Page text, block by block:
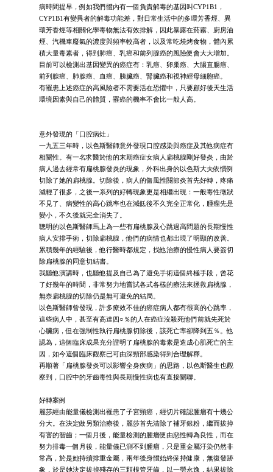
病時間提早，例如我們體內有一個負責解毒的基因叫CYP1B1，
CYP1B1有變異者的解毒功能差，對日常生活中的多環芳香烴、異
環芳香烴等相關化學毒物無法有效排解，因此暴露在菸霧、廚房油
煙、汽機車廢氣的濃度與頻率較高者，以及常吃燒烤食物，體內累
積大量毒素者，得到肺癌、乳癌和前列腺癌的風險便會大大增加。
目前可以檢測出基因變異的癌症有：乳癌、卵巢癌、大腸直腸癌、
前列腺癌、肺腺癌、血癌、胰臟癌、腎臟癌和視神經母細胞癌。
有罹患上述癌症的高風險者不需要活在恐懼中，只要顧好後天生活
環境因素與自己的體質，罹癌的機率不會比一般人高。
意外發現的「口腔病灶」
一九五三年時，以色斯醫師意外發現口腔感染與癌症及其他病症有
相關性。有一名求醫於他的末期癌症女病人扁桃腺剛好發炎，由於
病人過去經常有扁桃腺發炎的現象，外科出身的以色斯大夫依慣例
切除了她的扁桃腺。切除後，病人的傷風性關節炎首先好轉，疼痛
減輕了很多，之後一系列的好轉現象更是相繼出現：一般毒性徵狀
不見了、病變性的高心跳率也在減低後不久完全正常化，腫瘤先是
變小，不久後就完全消失了。
聰明的以色斯醫師馬上為一些有扁桃腺及心跳過高問題的長期慢性
病人安排手術，切除扁桃腺，他們的病情也都出現了明顯的改善。
累積幾年的經驗後，他行醫時都規定，找他治療的慢性病人要簽切
除扁桃腺的同意切結書。
我聽他演講時，也聽他提及自己為了避免手術這個終極手段，曾花
了好幾年的時間，非常努力地嘗試各式各樣的療法來拯救扁桃腺，
無奈扁桃腺的切除仍是無可避免的結局。
以色斯醫師曾發現，許多療效不佳的癌症病人都有很高的心跳率，
這些病人中，甚至有高達四○％的人在癌症沒殺死他們前就先死於
心臟病，但在強制性執行扁桃腺切除後，該死亡率卻降到五％。他
認為，這個臨床成果充分證明了扁桃腺的毒素是造成心肌死亡的主
因，如今這個臨床觀察已可由深頸部感染得到合理解釋。
再順著「扁桃腺發炎可以影響全身疾病」的思路，以色斯醫生也觀
察到，口腔中的牙齒毒性與長期慢性病也有直接關聯。
好轉案例
麗莎經由能量儀檢測出罹患了子宮頸癌，經切片確認腫瘤有十幾公
分大。在決定做另類治療後，麗莎首先清除了補牙銀粉，繼而拔掉
有害的智齒；一個月後，能量檢測的腫瘤便由惡性轉為良性，而在
努力排毒一個月後，能量儀已測不到腫瘤，只是重金屬汙染仍然非
常高，於是她持續排重金屬，兩年後身體始終保持健康，無復發跡
象，於是她決定拔掉殘存的三顆根管牙齒，以一勞永逸，結果拔除